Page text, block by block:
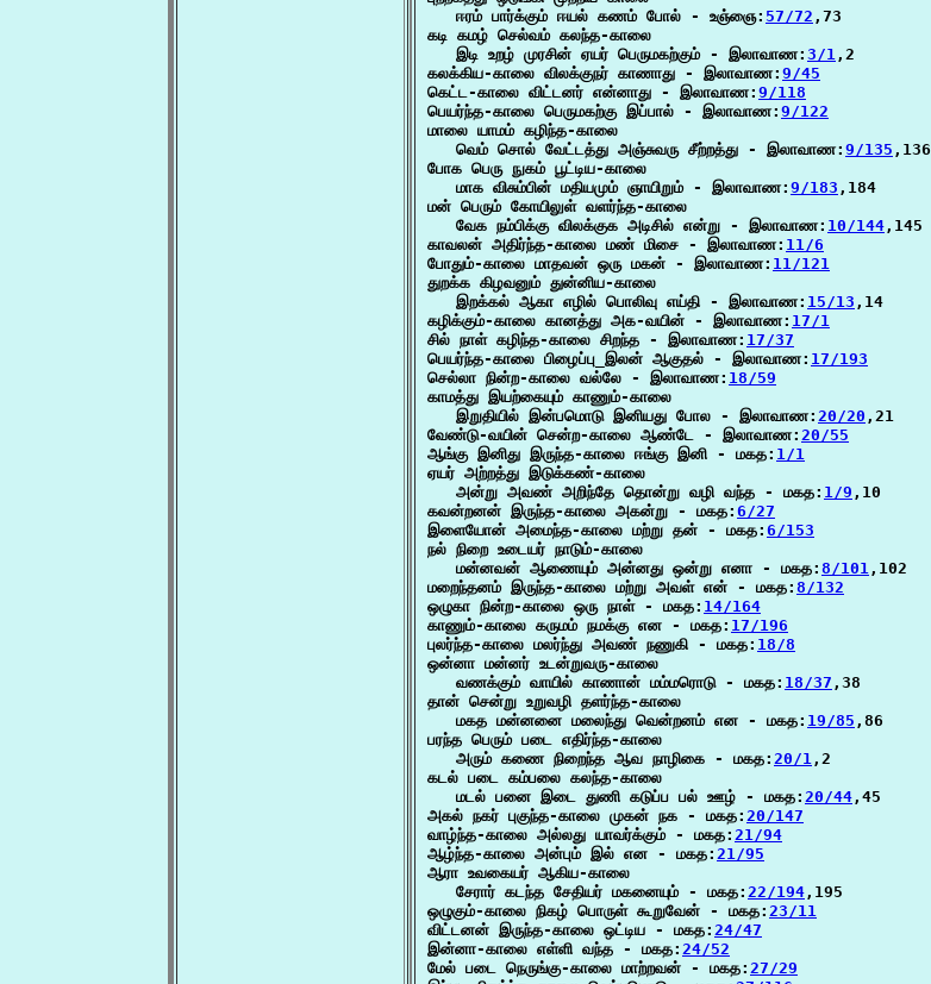
   ஈரம் பார்க்கும் ஈயல் கணம் போல் - உஞ்ஞை:
57/72 ,73
கடி கமழ் செல்வம் கலந்த-காலை
   இடி உறழ் முரசின் ஏயர் பெருமகற்கும் - இலாவாண:
3/1,2
கலக்கிய-காலை விலக்குநர் காணாது - இலாவாண: 9/45
கெட்ட-காலை விட்டனர் என்னாது - இலாவாண: 9/118
பெயர்ந்த-காலை பெருமகற்கு இப்பால் - இலாவாண: 9/122
மாலை யாமம் கழிந்த-காலை
   வெம் சொல் வேட்டத்து அஞ்சுவரு சீற்றத்து - இலாவாண:
9/135 ,136
போக பெரு நுகம் பூட்டிய-காலை
   மாக விசும்பின் மதியமும் ஞாயிறும் - இலாவாண:
9/183 ,184
மன் பெரும் கோயிலுள் வளர்ந்த-காலை
   வேக நம்பிக்கு விலக்குக அடிசில் என்று - இலாவாண:
10/144,145
காவலன் அதிர்ந்த-காலை மண் மிசை - இலாவாண: 11/6
போதும்-காலை மாதவன் ஒரு மகன் - இலாவாண: 11/121
துறக்க கிழவனும் துன்னிய-காலை
   இறக்கல் ஆகா எழில் பொலிவு எய்தி - இலாவாண:
15/13 ,14
கழிக்கும்-காலை கானத்து அக-வயின் - இலாவாண: 17/1
சில் நாள் கழிந்த-காலை சிறந்த - இலாவாண: 17/37
பெயர்ந்த-காலை பிழைப்பு_இலன் ஆகுதல் - இலாவாண: 17/193
செல்லா நின்ற-காலை வல்லே - இலாவாண: 18/59
காமத்து இயற்கையும் காணும்-காலை
   இறுதியில் இன்பமொடு இனியது போல - இலாவாண:
20/20 ,21
வேண்டு-வயின் சென்ற-காலை ஆண்டே - இலாவாண: 20/55
ஆங்கு இனிது இருந்த-காலை ஈங்கு இனி - மகத: 1/1
ஏயர் அற்றத்து இடுக்கண்-காலை
   அன்று அவண் அறிந்தே தொன்று வழி வந்த - மகத:
1/9 ,10
கவன்றனன் இருந்த-காலை அகன்று - மகத: 6/27
இளையோன் அமைந்த-காலை மற்று தன் - மகத: 6/153
நல் நிறை உடையர் நாடும்-காலை
   மன்னவன் ஆணையும் அன்னது ஒன்று எனா - மகத:
8/101,102
மறைந்தனம் இருந்த-காலை மற்று அவள் என் - மகத: 8/132
ஒழுகா நின்ற-காலை ஒரு நாள் - மகத: 14/164
காணும்-காலை கருமம் நமக்கு என - மகத: 17/196
புலர்ந்த-காலை மலர்ந்து அவண் நணுகி - மகத: 18/8
ஒன்னா மன்னர் உடன்றுவரு-காலை
   வணக்கும் வாயில் காணான் மம்மரொடு - மகத:
18/37 ,38
தான் சென்று உறுவழி தளர்ந்த-காலை
   மகத மன்னனை மலைந்து வென்றனம் என - மகத:
19/85 ,86
பரந்த பெரும் படை எதிர்ந்த-காலை
   அரும் கணை நிறைந்த ஆவ நாழிகை - மகத:
20/1,2
கடல் படை கம்பலை கலந்த-காலை
   மடல் பனை இடை துணி கடுப்ப பல் ஊழ் - மகத:
20/44,45
அகல் நகர் புகுந்த-காலை முகன் நக - மகத: 20/147
வாழ்ந்த-காலை அல்லது யாவர்க்கும் - மகத: 21/94
ஆழ்ந்த-காலை அன்பும் இல் என - மகத: 21/95
ஆரா உவகையர் ஆகிய-காலை
   சேரார் கடந்த சேதியர் மகனையும் - மகத:
22/194,195
ஒழுகும்-காலை நிகழ் பொருள் கூறுவேன் - மகத: 23/11
விட்டனன் இருந்த-காலை ஒட்டிய - மகத: 24/47
இன்னா-காலை எள்ளி வந்த - மகத: 24/52
மேல் படை நெருங்கு-காலை மாற்றவன் - மகத: 27/29